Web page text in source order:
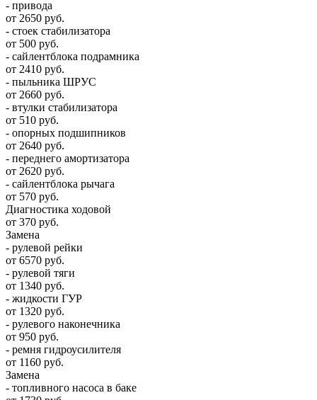
- привода
от 2650 руб.
- стоек стабилизатора
от 500 руб.
- сайлентблока подрамника
от 2410 руб.
- пыльника ШРУС
от 2660 руб.
- втулки стабилизатора
от 510 руб.
- опорных подшипников
от 2640 руб.
- переднего амортизатора
от 2620 руб.
- сайлентблока рычага
от 570 руб.
Диагностика ходовой
от 370 руб.
Замена
- рулевой рейки
от 6570 руб.
- рулевой тяги
от 1340 руб.
- жидкости ГУР
от 1320 руб.
- рулевого наконечника
от 950 руб.
- ремня гидроусилителя
от 1160 руб.
Замена
- топливного насоса в баке